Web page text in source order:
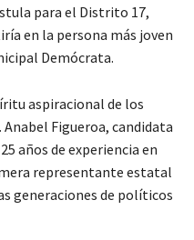
para el Distrito 17,
en la persona más joven
Demócrata.
aspiracional de los
Figueroa, candidata
años de experiencia en
representante estatal
generaciones de políticos